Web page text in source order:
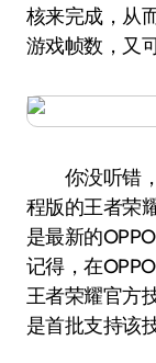
核来完成，从
游戏帧数，又
你没听错，
程版的王者荣
是最新的OPPO
记得，在
王者荣耀官方
是首批支持该